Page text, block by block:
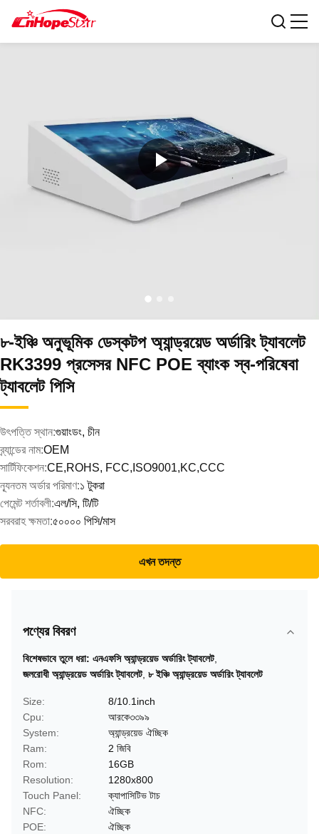
৮-ইঞ্চি অনুভূমিক ডেস্কটপ অ্যান্ড্রয়েড অর্ডারিং ট্যাবলেট
RK3399 প্রসেসর NFC POE ব্যাংক স্ব-পরিষেবা
ট্যাবলেট পিসি
উৎপত্তি স্থান:গুয়াংডং, চীন
ব্র্যান্ডের নাম:OEM
সার্টিফিকেশন:CE,ROHS, FCC,ISO9001,KC,CCC
ন্যূনতম অর্ডার পরিমাণ:১ টুকরা
পেমেন্ট শর্তাবলী:এল/সি, টি/টি
সরবরাহ ক্ষমতা:৫০০০০ পিসি/মাস
এখন তদন্ত
পণ্যের বিবরণ
বিশেষভাবে তুলে ধরা: এনএফসি অ্যান্ড্রয়েড অর্ডারিং ট্যাবলেট,
জলরোধী অ্যান্ড্রয়েড অর্ডারিং ট্যাবলেট, ৮ ইঞ্চি অ্যান্ড্রয়েড অর্ডারিং ট্যাবলেট
Size:
8/10.1inch
Cpu:
আরকে৩৩৯৯
System:
অ্যান্ড্রয়েড ঐচ্ছিক
Ram:
2 জিবি
Rom:
16GB
Resolution:
1280x800
Touch Panel:
ক্যাপাসিটিভ টাচ
NFC:
ঐচ্ছিক
POE:
ঐচ্ছিক